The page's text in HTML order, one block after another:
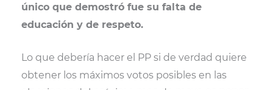
único que demostró fue su falta de
educación y de respeto.
Lo que debería hacer el PP si de verdad quiere
obtener los máximos votos posibles en las